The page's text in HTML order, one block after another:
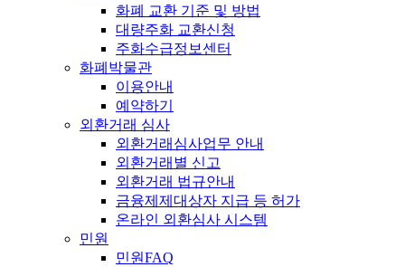
화폐 교환 기준 및 방법
대량주화 교환신청
주화수급정보센터
화폐박물관
이용안내
예약하기
외환거래 심사
외환거래심사업무 안내
외환거래별 신고
외환거래 법규안내
금융제제대상자 지급 등 허가
온라인 외환심사 시스템
민원
민원FAQ